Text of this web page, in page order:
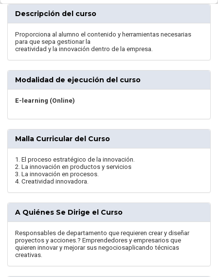
Descripción del curso
Proporciona al alumno el contenido y herramientas necesarias
para que sepa gestionar la
creatividad y la innovación dentro de la empresa.
Modalidad de ejecución del curso
E-learning (Online)
Malla Curricular del Curso
1. El proceso estratégico de la innovación.
2. La innovación en productos y servicios
3. La innovación en procesos.
4. Creatividad innovadora.
A Quiénes Se Dirige el Curso
Responsables de departamento que requieren crear y diseñar
proyectos y acciones.? Emprendedores y empresarios que
quieren innovar y mejorar sus negociosaplicando técnicas
creativas.